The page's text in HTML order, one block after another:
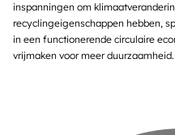
inspanningen om
recyclingeigenschappen hebben,
in een functionerende circulaire
vrijmaken voor meer duurzaamheid.